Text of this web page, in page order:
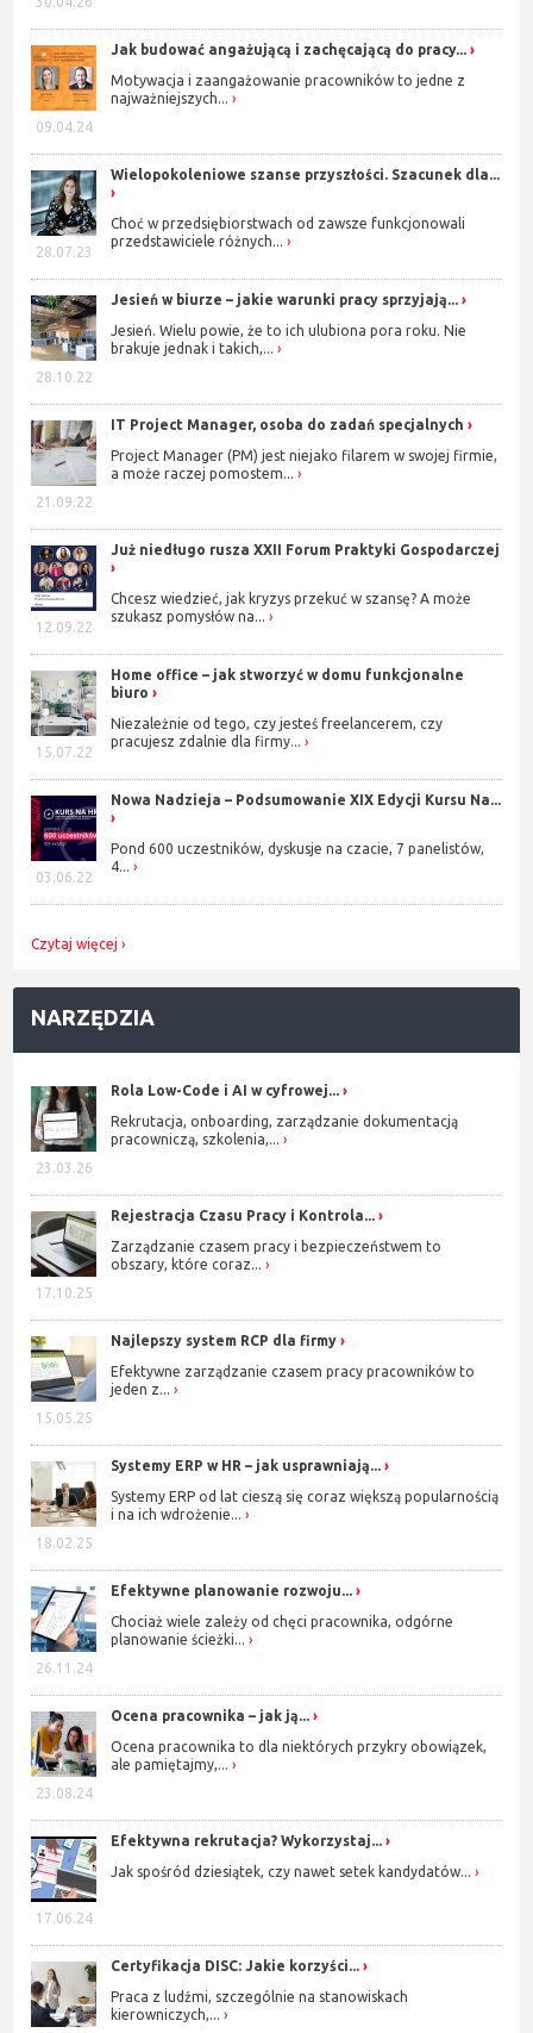
09.04.24
Jak budować angażującą i zachęcającą do pracy...
Motywacja i zaangażowanie pracowników to jedne z
najważniejszych...
28.07.23
Wielopokoleniowe szanse przyszłości. Szacunek dla...
Choć w przedsiębiorstwach od zawsze funkcjonowali
przedstawiciele różnych...
28.10.22
Jesień w biurze – jakie warunki pracy sprzyjają...
Jesień. Wielu powie, że to ich ulubiona pora roku. Nie
brakuje jednak i takich,...
21.09.22
IT Project Manager, osoba do zadań specjalnych
Project Manager (PM) jest niejako filarem w swojej firmie,
a może raczej pomostem...
12.09.22
Już niedługo rusza XXII Forum Praktyki Gospodarczej
Chcesz wiedzieć, jak kryzys przekuć w szansę? A może
szukasz pomysłów na...
15.07.22
Home office – jak stworzyć w domu funkcjonalne
biuro
Niezależnie od tego, czy jesteś freelancerem, czy
pracujesz zdalnie dla firmy...
03.06.22
Nowa Nadzieja – Podsumowanie XIX Edycji Kursu Na...
Pond 600 uczestników, dyskusje na czacie, 7 panelistów,
4...
Czytaj więcej
NARZĘDZIA
23.03.26
Rola Low-Code i AI w cyfrowej...
Rekrutacja, onboarding, zarządzanie dokumentacją
pracowniczą, szkolenia,...
17.10.25
Rejestracja Czasu Pracy i Kontrola...
Zarządzanie czasem pracy i bezpieczeństwem to
obszary, które coraz...
15.05.25
Najlepszy system RCP dla firmy
Efektywne zarządzanie czasem pracy pracowników to
jeden z...
18.02.25
Systemy ERP w HR – jak usprawniają...
Systemy ERP od lat cieszą się coraz większą popularnością
i na ich wdrożenie...
26.11.24
Efektywne planowanie rozwoju...
Chociaż wiele zależy od chęci pracownika, odgórne
planowanie ścieżki...
23.08.24
Ocena pracownika – jak ją...
Ocena pracownika to dla niektórych przykry obowiązek,
ale pamiętajmy,...
17.06.24
Efektywna rekrutacja? Wykorzystaj...
Jak spośród dziesiątek, czy nawet setek kandydatów...
Certyfikacja DISC: Jakie korzyści...
Praca z ludźmi, szczególnie na stanowiskach
kierowniczych,...